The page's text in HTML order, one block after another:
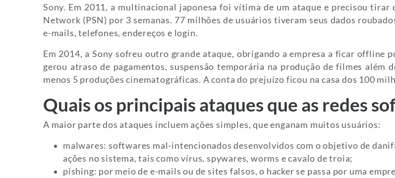
Sony. Em 2011, a multinacional japonesa foi vítima de um ataque e precisou tirar
Network (PSN) por 3 semanas. 77 milhões de usuários tiveram seus dados
e-mails, telefones, endereços e login.
Em 2014, a Sony sofreu outro grande ataque, obrigando a empresa a ficar offline
gerou atraso de pagamentos, suspensão temporária na produção de filmes além
menos 5 produções cinematográficas. A conta do prejuízo ficou na casa dos 100
Quais os principais ataques que as redes
A maior parte dos ataques incluem ações simples, que enganam muitos usuários:
malwares: softwares mal-intencionados desenvolvidos com o objetivo de
ações no sistema, tais como vírus, spywares, worms e cavalo de troia;
pishing: por meio de e-mails ou de sites falsos, o hacker se passa por uma